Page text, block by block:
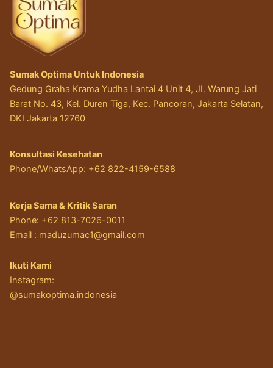
Sumak Optima Untuk Indonesia
Gedung Graha Krama Yudha Lantai 4 Unit 4, JI. Warung Jati
Barat No. 43, Kel. Duren Tiga, Kec. Pancoran, Jakarta Selatan,
DKI Jakarta 12760
Konsultasi Kesehatan
Phone/WhatsApp: +62 822-4159-6588
Kerja Sama & Kritik Saran
Phone: +62 813-7026-0011
Email : maduzumac1@gmail.com
Ikuti Kami
Instagram:
@sumakoptima.indonesia